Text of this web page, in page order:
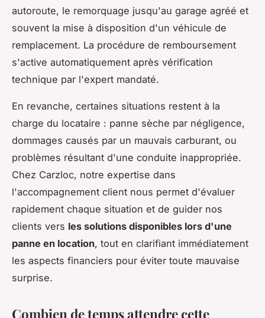
autoroute, le remorquage jusqu'au garage agréé et
souvent la mise à disposition d'un véhicule de
remplacement. La procédure de remboursement
s'active automatiquement après vérification
technique par l'expert mandaté.
En revanche, certaines situations restent à la
charge du locataire : panne sèche par négligence,
dommages causés par un mauvais carburant, ou
problèmes résultant d'une conduite inappropriée.
Chez Carzloc, notre expertise dans
l'accompagnement client nous permet d'évaluer
rapidement chaque situation et de guider nos
clients vers les solutions disponibles lors d'une
panne en location, tout en clarifiant immédiatement
les aspects financiers pour éviter toute mauvaise
surprise.
Combien de temps attendre cette